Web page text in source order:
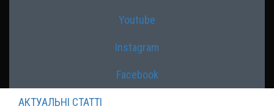
Youtube
Instagram
Facebook
АКТУАЛЬНІ СТАТТІ